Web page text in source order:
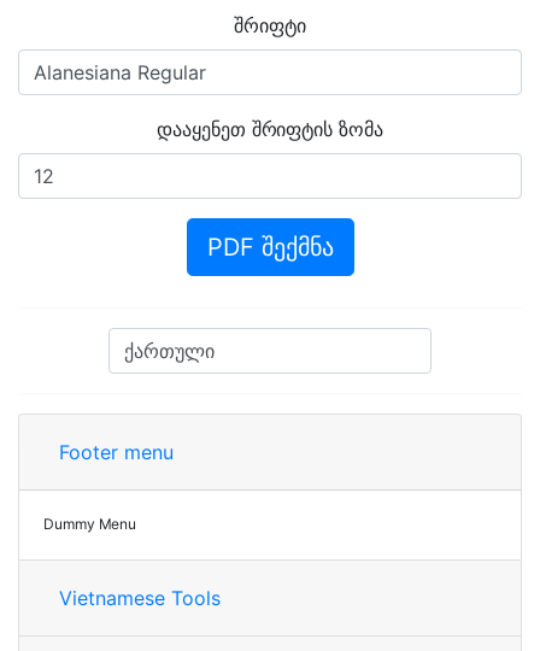
შრიფტი
დააყენეთ შრიფტის ზომა
PDF შექმნა
Footer menu
Dummy Menu
Vietnamese Tools